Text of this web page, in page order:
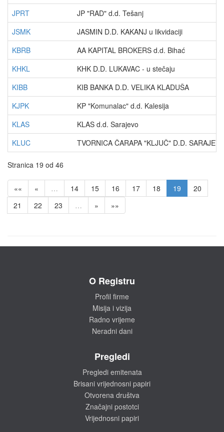
JPRT
JP "RAD" d.d. Tešanj
JSMK
JASMIN D.D. KAKANJ u likvidaciji
KBRB
AA KAPITAL BROKERS d.d. Bihać
KHKL
KHK D.D. LUKAVAC - u stečaju
KIBB
KIB BANKA D.D. VELIKA KLADUŠA
KJPK
KP "Komunalac" d.d. Kalesija
KLAS
KLAS d.d. Sarajevo
KLUC
TVORNICA ČARAPA "KLJUČ" D.D.
Stranica 19 od 46
«« « … 14 15 16 17 18 19
20
21
22 23 … » »»
O Registru
Profil firme
Misija i vizija
Radno vrijeme
Neradni dani
Pregledi
Pregledi emitenata
Brisani vrijednosni papiri
Otvorena društva
Značajni postotci
Vrijednosni papiri